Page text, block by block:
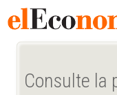
Consulte la